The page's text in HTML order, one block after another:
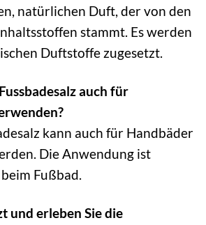
natürlichen Duft, der von den
stammt. Es werden
Duftstoffe zugesetzt.
auch für
kann auch für Handbäder
Die Anwendung ist
Fußbad.
und erleben Sie die